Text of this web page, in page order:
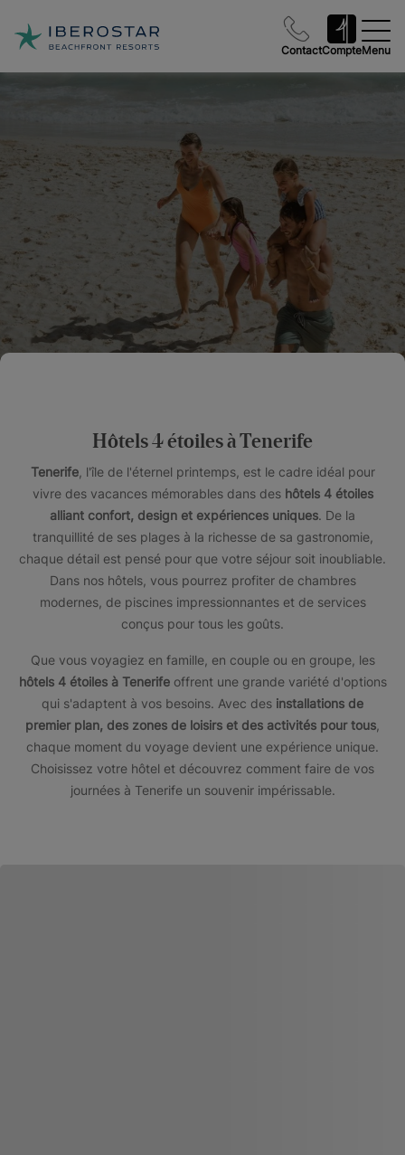
ContactCompteMenu
Hôtels 4 étoiles à Tenerife
Tenerife, l'île de l'éternel printemps, est le cadre idéal pour
vivre des vacances mémorables dans des hôtels 4 étoiles
alliant confort, design et expériences uniques. De la
tranquillité de ses plages à la richesse de sa gastronomie,
chaque détail est pensé pour que votre séjour soit inoubliable.
Dans nos hôtels, vous pourrez profiter de chambres
modernes, de piscines impressionnantes et de services
conçus pour tous les goûts.
Que vous voyagiez en famille, en couple ou en groupe, les
hôtels 4 étoiles à Tenerifeoffrent une grande variété d'options
qui s'adaptent à vos besoins. Avec des installations de
premier plan, des zones de loisirs et des activités pour tous
chaque moment du voyage devient une expérience unique.
Choisissez votre hôtel et découvrez comment faire de vos
journées à Tenerife un souvenir impérissable.